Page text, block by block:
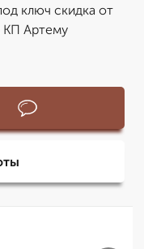
ключ скидка от
КП Артему